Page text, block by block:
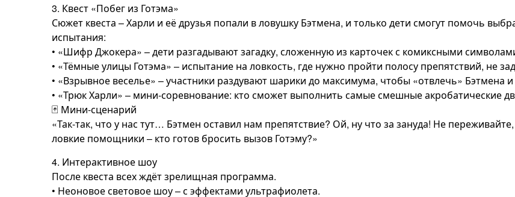
3. Квест «Побег из Готэма»
Сюжет квеста – Харли и её друзья попали в ловушку Бэтмена, и только дети смогут помочь
испытания:
• «Шифр Джокера» – дети разгадывают загадку, сложенную из карточек с комиксными
• «Тёмные улицы Готэма» – испытание на ловкость, где нужно пройти полосу препятствий, не
• «Взрывное веселье» – участники раздувают шарики до максимума, чтобы «отвлечь» Бэтмена и
• «Трюк Харли» – мини-соревнование: кто сможет выполнить самые смешные акробатические
🃏 Мини-сценарий
«Так-так, что у нас тут… Бэтмен оставил нам препятствие? Ой, ну что за зануда! Не
ловкие помощники – кто готов бросить вызов Готэму?»
4. Интерактивное шоу
После квеста всех ждёт зрелищная программа.
• Неоновое световое шоу – с эффектами ультрафиолета.